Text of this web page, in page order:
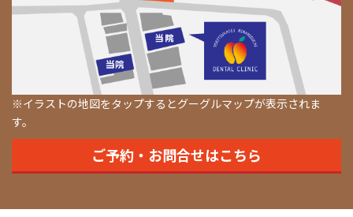
※イラストの地図をタップするとグーグルマップが表示されま
す。
ご予約・お問合せはこちら